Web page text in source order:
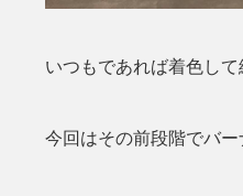
いつもであれば着色して
今回はその前段階でバー